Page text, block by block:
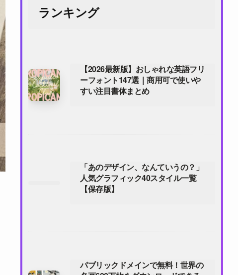
ランキング
【2026最新版】おしゃれな英語フリ
ーフォント147選｜商用可で使いや
すい注目書体まとめ
「あのデザイン、なんていうの？」
人気グラフィック40スタイル一覧
【保存版】
パブリックドメインで無料！世界の